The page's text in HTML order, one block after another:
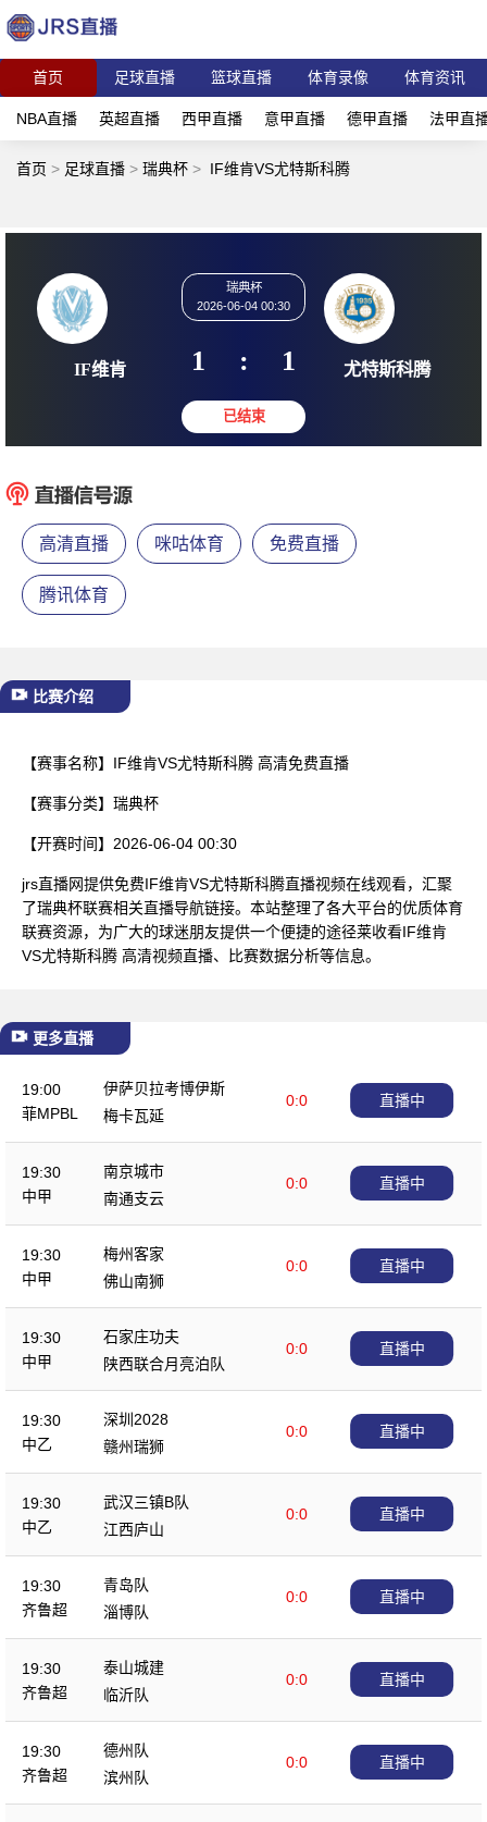
首页 足球直播 篮球直播 体育录像 体育资讯
NBA直播 英超直播 西甲直播 意甲直播 德甲直播 法甲直
首页 > 足球直播 > 瑞典杯 > IF维肯VS尤特斯科腾
IF维肯
瑞典杯
2026-06-04 00:30
1 : 1 尤特
高清直播 咪咕体育 免费直播
腾讯体育
比赛介绍
【赛事名称】 IF维肯VS尤特斯科腾 高清免费直播
【赛事分类】 瑞典杯
【开赛时间】 2026-06-04 00:30
jrs直播网提供免费IF维肯VS尤特斯科腾直播视频在线观看，汇聚
了瑞典杯联赛相关直播导航链接。本站整理了各大平台的优质体育
联赛资源，为广大的球迷朋友提供一个便捷的途径莱收看IF维肯
VS尤特斯科腾 高清视频直播、比赛数据分析等信息。
更多直播
19:00
菲MPBL
伊萨贝拉考博伊斯
0:0
梅卡瓦延
直播中
19:30
中甲
南京城市
0:0
南通支云
直播中
19:30
中甲
梅州客家
0:0
佛山南狮
直播中
19:30
中甲
石家庄功夫
0:0
陕西联合月亮泊队
直播中
19:30
中乙
深圳2028
0:0
赣州瑞狮
直播中
19:30
中乙
武汉三镇B队
0:0
江西庐山
直播中
19:30
齐鲁超
青岛队
0:0
淄博队
直播中
19:30
齐鲁超
泰山城建
0:0
临沂队
直播中
19:30
齐鲁超
德州队
0:0
滨州队
直播中